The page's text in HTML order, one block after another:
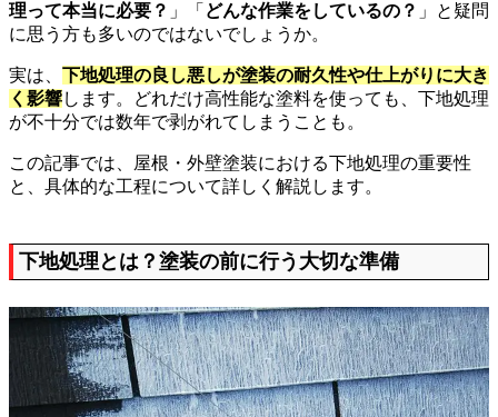
理って本当に必要？ 」「 どんな作業をしているの？ 」と疑問
に思う方も多いのではないでしょうか。
実は、 下地処理の良し悪しが塗装の耐久性や仕上がりに大き
く影響します。どれだけ高性能な塗料を使っても、下地処理
が不十分では数年で剥がれてしまうことも。
この記事では、屋根・外壁塗装における下地処理の重要性
と、具体的な工程について詳しく解説します。
下地処理とは？塗装の前に行う大切な準備